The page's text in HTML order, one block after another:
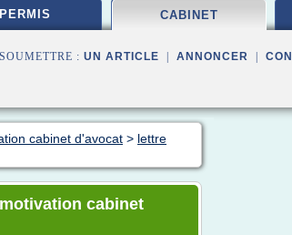
PERMIS CABINET
: UN ARTICLE ANNONCER
cabinet d'avocat > lettre
cabinet